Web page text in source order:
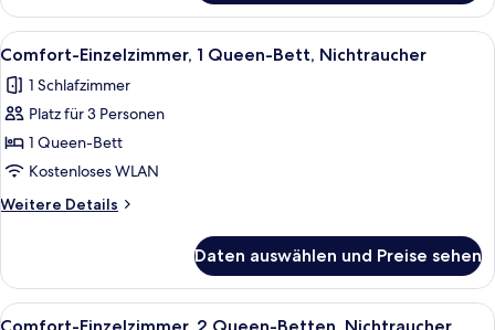
Einzelzimmer,
1 King-
Bett,
Alle
Fotos
für
Comfort-
Einzelzimmer,
1
Queen-
Bett,
anzeigen
Ein Hotelzimmer mit Bett, Stuhl,
4
Comfort-Einzelzimmer, 1 Queen-Bett, Nichtraucher
1 Schlafzimmer
Platz für 3 Personen
1 Queen-Bett
Kostenloses WLAN
Weitere Details
Weitere
Einzelzimmer,
Queen-
Daten auswählen und Preise sehen
Alle
Ein Hotelzimmer mit zwei
5